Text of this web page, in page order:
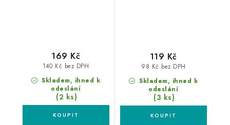
Skladem, ihned k
odeslání
(2 ks)
140 Kč bez DPH
169 Kč
Skladem, ihned k
odeslání
(3 ks)
98 Kč bez DPH
119 Kč